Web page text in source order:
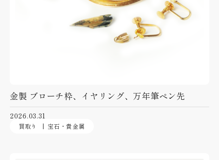
金製 ブローチ枠、イヤリング、万年筆ペン先
2026.03.31
買取り 宝石・貴金属